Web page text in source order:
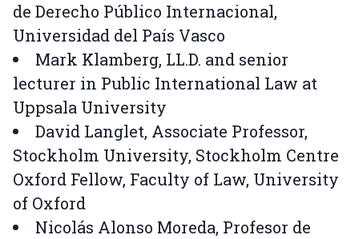
de Derecho Público Internacional,
Universidad del País Vasco
Mark Klamberg, LL.D. and senior
lecturer in Public International Law at
Uppsala University
David Langlet, Associate Professor,
Stockholm University, Stockholm Centre
Oxford Fellow, Faculty of Law, University
of Oxford
Nicolás Alonso Moreda, Profesor de